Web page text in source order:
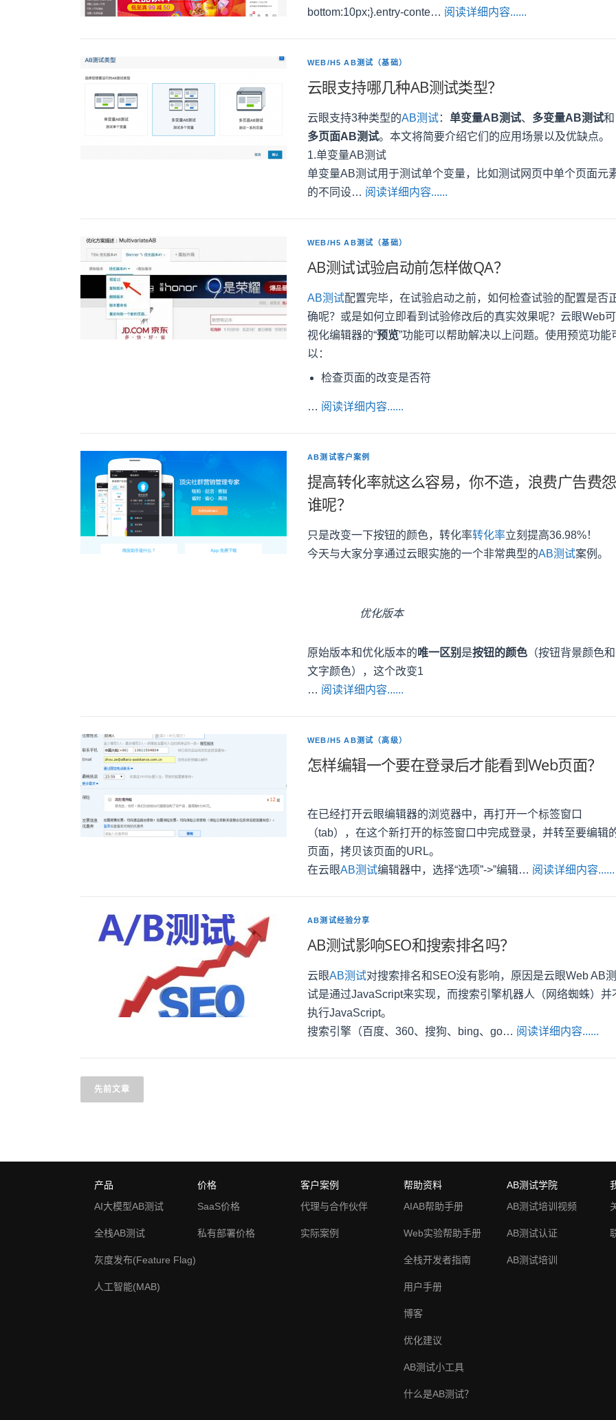
bottom:10px;}.entry-conte… 阅读详细内容......
WEB/H5 AB测试（基础）
云眼支持哪几种AB测试类型？
云眼支持3种类型的AB测试： 单变量AB测试、 多变量AB测试和
多页面AB测试。本文将简要介绍它们的应用场景以及优缺点。
1.单变量AB测试
单变量AB测试用于测试单个变量，比如测试网页中单个页面元
的不同设… 阅读详细内容......
WEB/H5 AB测试（基础）
AB测试试验启动前怎样做QA？
AB测试配置完毕，在试验启动之前，如何检查试验的配置是否
确呢？或是如何立即看到试验修改后的真实效果呢？云眼Web可
视化编辑器的“预览”功能可以帮助解决以上问题。使用预览功能
以：
检查页面的改变是否符
… 阅读详细内容......
AB测试客户案例
提高转化率就这么容易，你不造，浪费广告费怨
谁呢？
只是改变一下按钮的颜色，转化率转化率立刻提高36.98%！
今天与大家分享通过云眼实施的一个非常典型的AB测试案例。
优化版本
原始版本和优化版本的 唯一区别 是按钮的颜色 （按钮背景颜色和
文字颜色），这个改变1
… 阅读详细内容......
WEB/H5 AB测试（高级）
怎样编辑一个要在登录后才能看到Web页面？
在已经打开云眼编辑器的浏览器中，再打开一个标签窗口
（tab），在这个新打开的标签窗口中完成登录，并转至要编辑
页面，拷贝该页面的URL。
在云眼AB测试编辑器中，选择“选项”->”编辑… 阅读详细内容......
AB测试经验分享
AB测试影响SEO和搜索排名吗？
云眼AB测试对搜索排名和SEO没有影响，原因是云眼Web AB测
试是通过JavaScript来实现，而搜索引擎机器人（网络蜘蛛）并
执行JavaScript。
搜索引擎（百度、360、搜狗、bing、go… 阅读详细内容......
文章导航
先前文章
产品
AI大模型AB测试
全栈AB测试
灰度发布(Feature Flag)
人工智能(MAB)
价格
SaaS价格
私有部署价格
客户案例
代理与合作伙伴
实际案例
帮助资料
AIAB帮助手册
Web实验帮助手册
全栈开发者指南
用户手册
博客
优化建议
AB测试小工具
什么是AB测试？
AB测试学院
AB测试培训视频
AB测试认证
AB测试培训